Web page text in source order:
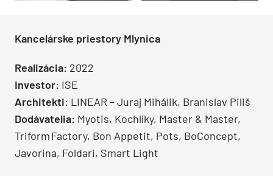
Kancelárske priestory Mlynica
Realizácia: 2022
Investor: ISE
Architekti: LINEAR – Juraj Mihálik, Branislav Piliš
Dodávatelia: Myotis, Kochlíky, Master & Master,
Triform Factory, Bon Appetit, Pots, BoConcept,
Javorina, Foldari, Smart Light